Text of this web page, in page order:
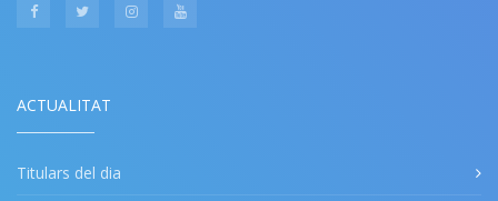
ACTUALITAT
Titulars del dia